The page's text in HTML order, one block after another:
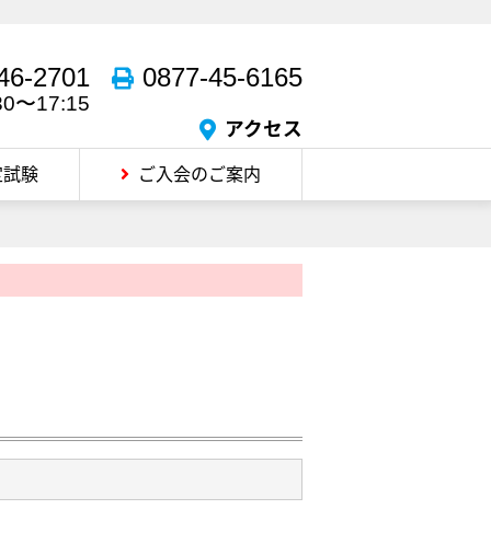
2701
〜17:15
0877-45-6165
アクセス
試験 ご入会のご案内